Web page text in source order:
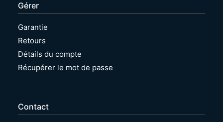
Gérer
Garantie
Retours
Détails du compte
Récupérer le mot de passe
Contact